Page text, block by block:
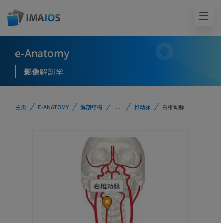
e-Anatomy
影像解剖学
主页 E-ANATOMY 解剖结构 ... 椎动脉 右椎动脉